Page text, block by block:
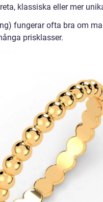
klassiska eller mer
fungerar ofta bra om
prisklasser.